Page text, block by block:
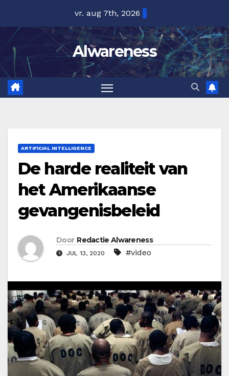
inhoud
vr. aug 7th, 2026
Alwareness
ARTIFICIAL INTELLIGENCE
De harde realiteit van
het Amerikaanse
gevangenisbeleid
Door Redactie Alwareness
JUL 13, 2020 #video